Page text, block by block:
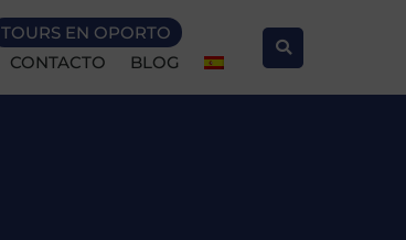
TOURS EN OPORTO
CONTACTO BLOG